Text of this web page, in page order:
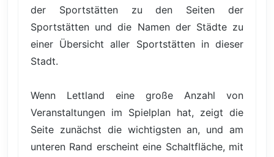
der Sportstätten zu den Seiten der
Sportstätten und die Namen der Städte zu
einer Übersicht aller Sportstätten in dieser
Stadt.
Wenn Lettland eine große Anzahl von
Veranstaltungen im Spielplan hat, zeigt die
Seite zunächst die wichtigsten an, und am
unteren Rand erscheint eine Schaltfläche, mit